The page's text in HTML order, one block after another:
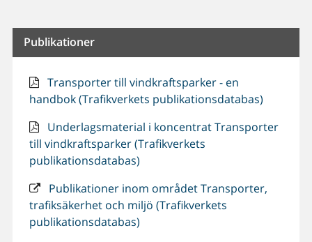
Publikationer
Transporter till vindkraftsparker - en
handbok (Trafikverkets publikationsdatabas)
Underlagsmaterial i koncentrat Transporter
till vindkraftsparker (Trafikverkets
publikationsdatabas)
Publikationer inom området Transporter,
trafiksäkerhet och miljö (Trafikverkets
publikationsdatabas)